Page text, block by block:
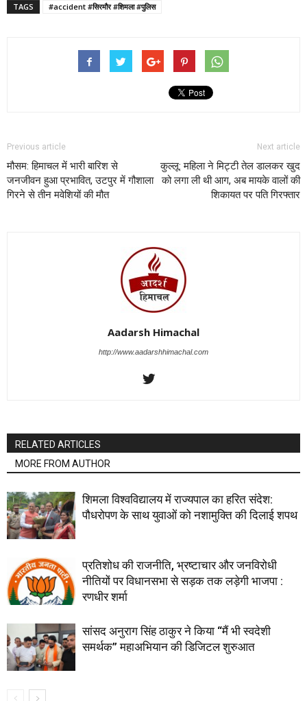
TAGS #accident #सिरमौर #शिमला #पुलिस
Previous article
मौसम: हिमाचल में भारी बारिश से
जनजीवन हुआ प्रभावित, उटपुर में गौशाला
गिरने से तीन मवेशियों की मौत
Next article
कुल्लू: महिला ने मिट्टी तेल डालकर खुद
को लगा ली थी आग, अब मायके वालों की
शिकायत पर पति गिरफ्तार
Aadarsh Himachal
http://www.aadarshhimachal.com
RELATED ARTICLES
MORE FROM AUTHOR
शिमला विश्वविद्यालय में राज्यपाल का हरित संदेश:
पौधरोपण के साथ युवाओं को नशामुक्ति की दिलाई शपथ
प्रतिशोध की राजनीति, भ्रष्टाचार और जनविरोधी
नीतियों पर विधानसभा से सड़क तक लड़ेगी भाजपा :
रणधीर शर्मा
सांसद अनुराग सिंह ठाकुर ने किया “मैं भी स्वदेशी
समर्थक” महाअभियान की डिजिटल शुरुआत